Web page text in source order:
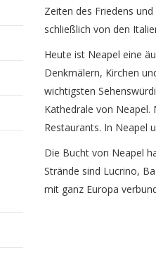
Zeiten des Friedens
schließlich von den
Heute ist Neapel eine
Denkmälern, Kirchen
wichtigsten
Kathedrale von Neapel.
Restaurants. In Neapel
Die Bucht von Neapel
Strände sind Lucrino,
mit ganz Europa